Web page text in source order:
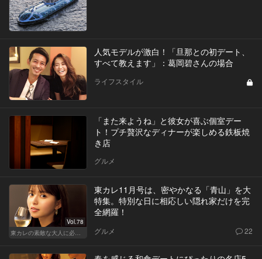
人気モデルが激白！「旦那との初デート、
すべて教えます」：葛岡碧さんの場合
ライフスタイル
「また来ようね」と彼女が喜ぶ個室デー
ト！プチ贅沢なディナーが楽しめる鉄板焼
き店
グルメ
Vol.78
東カレ11月号は、密やかなる「青山」を大
特集。特別な日に相応しい隠れ家だけを完
全網羅！
グルメ 22